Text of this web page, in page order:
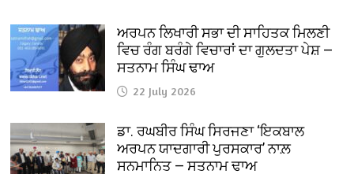
ਅਰਪਨ ਲਿਖਾਰੀ ਸਭਾ ਦੀ ਸਾਹਿਤਕ ਮਿਲਣੀ
ਵਿਚ ਰੰਗ ਬਰੰਗੇ ਵਿਚਾਰਾਂ ਦਾ ਗੁਲਦਤਾ ਪੇਸ਼ —
ਸਤਨਾਮ ਸਿੰਘ ਢਾਅ
22 July 2026
ਡਾ. ਰਘਬੀਰ ਸਿੰਘ ਸਿਰਜਣਾ ‘ਇਕਬਾਲ
ਅਰਪਨ ਯਾਦਗਾਰੀ ਪੁਰਸਕਾਰ’ ਨਾਲ਼
ਸਨਮਾਨਿਤ — ਸਤਨਾਮ ਢਾਅ